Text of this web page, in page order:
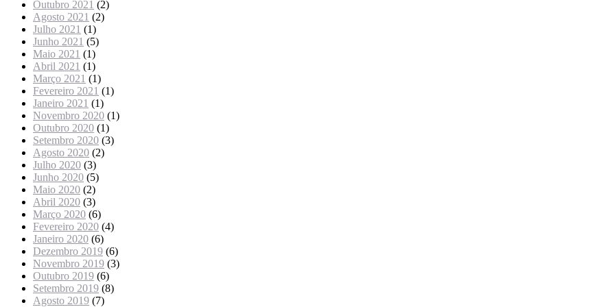
Outubro 2021 (2)
Agosto 2021 (2)
Julho 2021 (1)
Junho 2021 (5)
Maio 2021 (1)
Abril 2021 (1)
Março 2021 (1)
Fevereiro 2021 (1)
Janeiro 2021 (1)
Novembro 2020 (1)
Outubro 2020 (1)
Setembro 2020 (3)
Agosto 2020 (2)
Julho 2020 (3)
Junho 2020 (5)
Maio 2020 (2)
Abril 2020 (3)
Março 2020 (6)
Fevereiro 2020 (4)
Janeiro 2020 (6)
Dezembro 2019 (6)
Novembro 2019 (3)
Outubro 2019 (6)
Setembro 2019 (8)
Agosto 2019 (7)